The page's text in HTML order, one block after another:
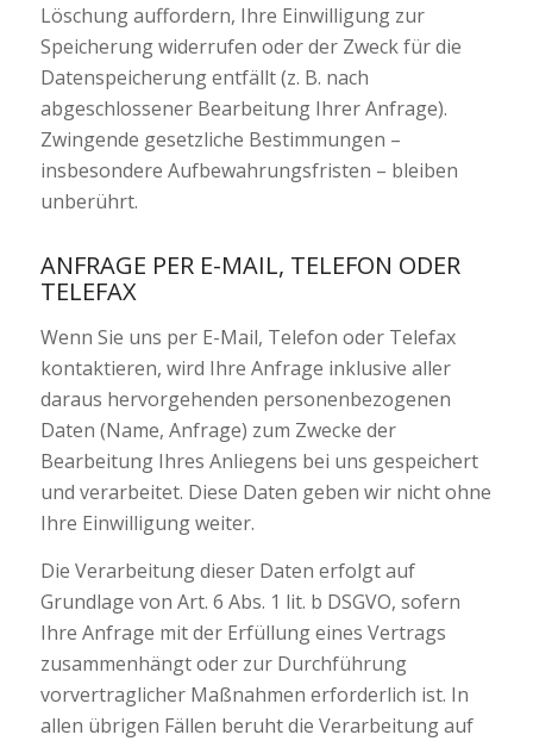
Löschung auffordern, Ihre Einwilligung zur
Speicherung widerrufen oder der Zweck für die
Datenspeicherung entfällt (z. B. nach
abgeschlossener Bearbeitung Ihrer Anfrage).
Zwingende gesetzliche Bestimmungen –
insbesondere Aufbewahrungsfristen – bleiben
unberührt.
ANFRAGE PER E-MAIL, TELEFON ODER
TELEFAX
Wenn Sie uns per E-Mail, Telefon oder Telefax
kontaktieren, wird Ihre Anfrage inklusive aller
daraus hervorgehenden personenbezogenen
Daten (Name, Anfrage) zum Zwecke der
Bearbeitung Ihres Anliegens bei uns gespeichert
und verarbeitet. Diese Daten geben wir nicht ohne
Ihre Einwilligung weiter.
Die Verarbeitung dieser Daten erfolgt auf
Grundlage von Art. 6 Abs. 1 lit. b DSGVO, sofern
Ihre Anfrage mit der Erfüllung eines Vertrags
zusammenhängt oder zur Durchführung
vorvertraglicher Maßnahmen erforderlich ist. In
allen übrigen Fällen beruht die Verarbeitung auf